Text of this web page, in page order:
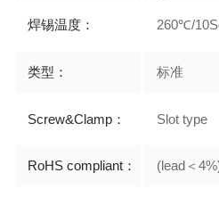
焊锡温度： 260℃/
类型： 标准
Screw&Clamp： Slot type
RoHS compliant： (lead＜